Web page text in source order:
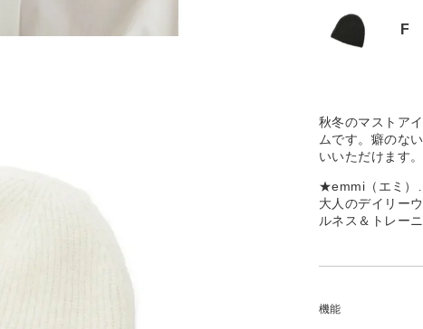
F
秋冬のマストア
ムです。癖のな
いいただけます。
★emmi（エミ）
大人のデイリー
ルネス＆トレー
機能